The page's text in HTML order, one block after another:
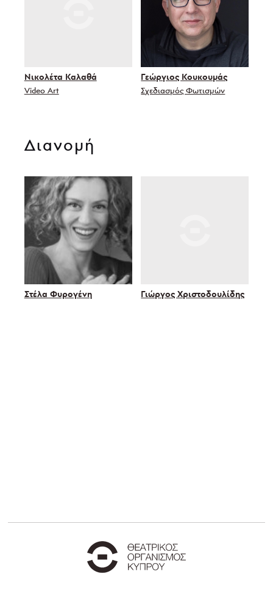
Νικολέτα Καλαθά
Video Art
Γεώργιος Κουκουμάς
Σχεδιασμός Φωτισμών
Διανομή
Στέλα Φυρογένη Γιώργος Χριστοδουλίδης